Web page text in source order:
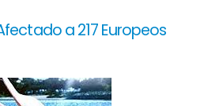
a 217 Europeos